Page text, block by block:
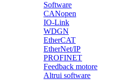
Software
CANopen
IO-Link
WDGN
EtherCAT
EtherNet/IP
PROFINET
Feedback motore
Altrui software